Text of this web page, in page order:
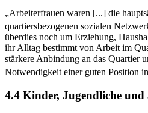
„Arbeiterfrauen waren [...] die
quartiersbezogenen sozialen
überdies noch um Erziehung,
ihr Alltag bestimmt von Arbeit im
stärkere Anbindung an das Quartier
Notwendigkeit einer guten Position
4.4 Kinder, Jugendliche und